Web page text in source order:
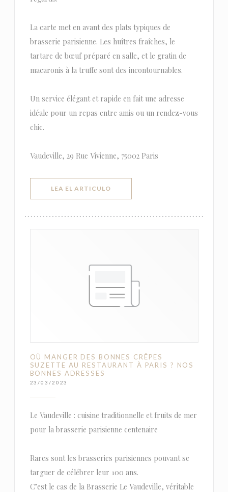
La carte met en avant des plats typiques de
brasserie parisienne. Les huîtres fraîches, le
tartare de bœuf préparé en salle, et le gratin de
macaronis à la truffe sont des incontournables.
Un service élégant et rapide en fait une adresse
idéale pour un repas entre amis ou un rendez-vous
chic.
Vaudeville, 29 Rue Vivienne, 75002 Paris
LEA EL ARTICULO((ABRE EN UNA NUEVA VENTANA))
OÙ MANGER DES BONNES CRÊPES
SUZETTE AU RESTAURANT À PARIS ? NOS
BONNES ADRESSES
23/03/2023
Le Vaudeville : cuisine traditionnelle et fruits de mer
pour la brasserie parisienne centenaire
Rares sont les brasseries parisiennes pouvant se
targuer de célébrer leur 100 ans.
C’est le cas de la Brasserie Le Vaudeville, véritable